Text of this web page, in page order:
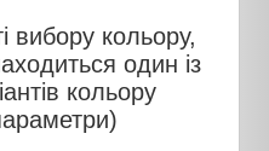
вибору кольору,
один із
кольору